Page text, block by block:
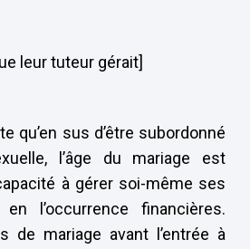
leur tuteur gérait]
qu’en sus d’être subordonné
l’âge du mariage est
à gérer soi-même ses
l’occurrence financières.
de mariage avant l’entrée à